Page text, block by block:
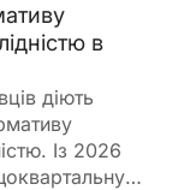
в
діють
Із 2026